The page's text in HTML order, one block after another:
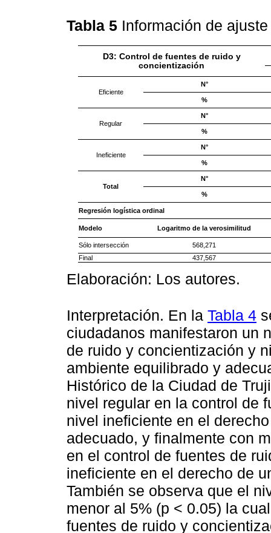
Tabla 5 Información de
D3: Control de fuentes de ruido y
concientización
Eficiente
N°
%
Regular
N°
%
Ineficiente
N°
%
Total
N°
%
Regresión logística ordinal
Modelo Logaritmo de la verosimilitud
Sólo intersección
568,271
Final
437,567
Elaboración: Los autores.
Interpretación. En la Tabla 4
ciudadanos manifestaron un
de ruido y concientización y
ambiente equilibrado y
Histórico de la Ciudad de
nivel regular en la control de
nivel ineficiente en el
adecuado, y finalmente con
en el control de fuentes de
ineficiente en el derecho de
También se observa que el
menor al 5% (p < 0.05) la
fuentes de ruido y